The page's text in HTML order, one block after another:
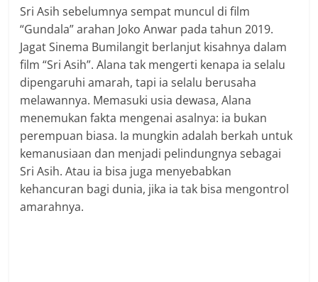
Sri Asih sebelumnya sempat muncul di film
“Gundala” arahan Joko Anwar pada tahun 2019.
Jagat Sinema Bumilangit berlanjut kisahnya dalam
film “Sri Asih”. Alana tak mengerti kenapa ia selalu
dipengaruhi amarah, tapi ia selalu berusaha
melawannya. Memasuki usia dewasa, Alana
menemukan fakta mengenai asalnya: ia bukan
perempuan biasa. Ia mungkin adalah berkah untuk
kemanusiaan dan menjadi pelindungnya sebagai
Sri Asih. Atau ia bisa juga menyebabkan
kehancuran bagi dunia, jika ia tak bisa mengontrol
amarahnya.